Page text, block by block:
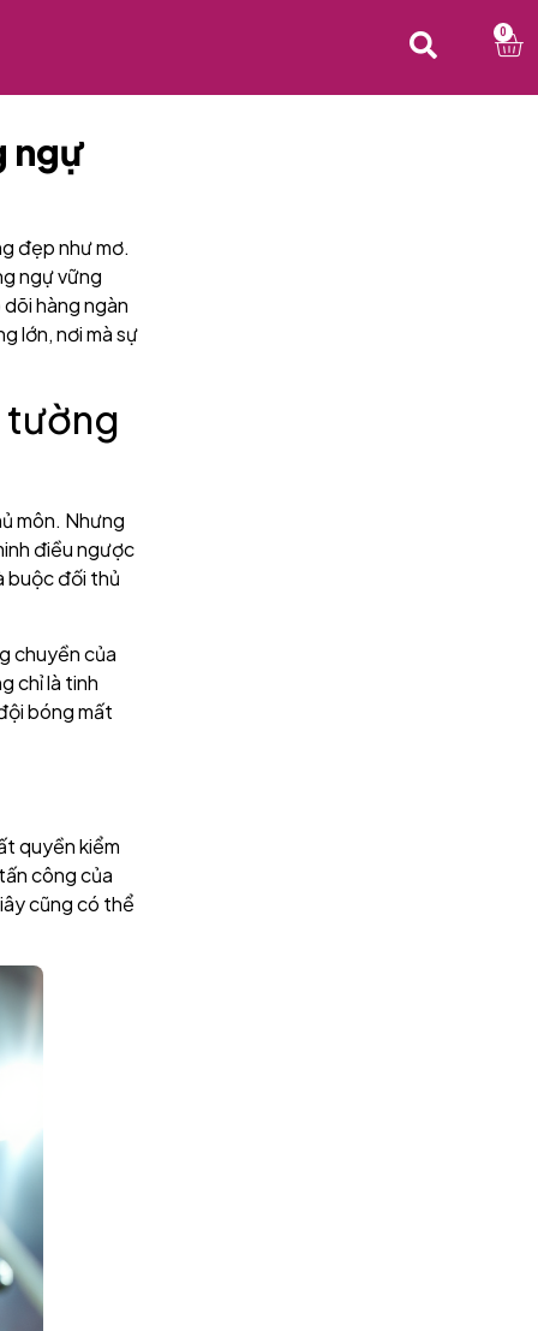
0
ngự
đẹp như mơ.
ngự vững
hàng ngàn
lớn, nơi mà sự
tường
môn. Nhưng
điều ngược
buộc đối thủ
chuyền của
chỉ là tinh
bóng mất
quyền kiểm
công của
cũng có thể